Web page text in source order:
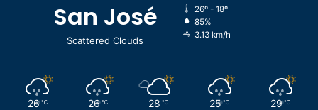
San José
Scattered Clouds
26º - 18º
85%
3.13 km/h
26 ℃ 26 ℃ 28 ℃ 25 ℃ 29 ℃